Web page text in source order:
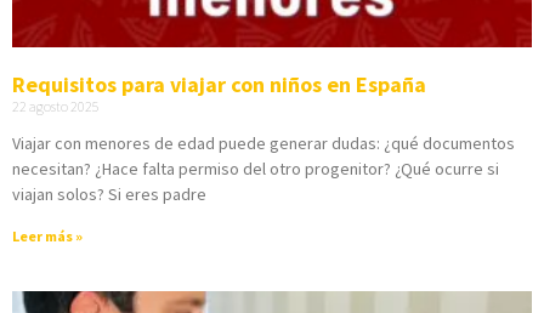
Requisitos para viajar con niños en España
22 agosto 2025
Viajar con menores de edad puede generar dudas: ¿qué documentos
necesitan? ¿Hace falta permiso del otro progenitor? ¿Qué ocurre si
viajan solos? Si eres padre
Leer más »